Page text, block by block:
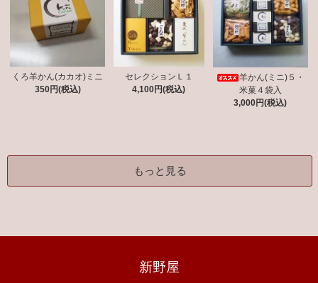
くろ羊かん(カカオ)ミニ
350円(税込)
セレクションＬ１
4,100円(税込)
羊かん(ミニ)５・
米菓４袋入
3,000円(税込)
もっと見る
新野屋